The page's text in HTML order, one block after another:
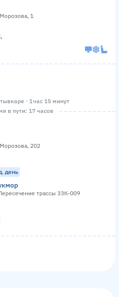
1
· 1 час 15 минут
в пути: 17 часов
202
день
трассы 33К-009